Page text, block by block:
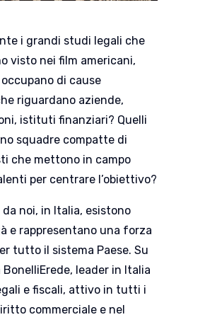
i grandi studi legali che
visto nei film americani,
di cause
riguardano aziende,
istituti finanziari? Quelli
squadre compatte di
che mettono in campo
per centrare l’obiettivo?
da noi, in Italia, esistono
e rappresentano una forza
tutto il sistema Paese. Su
leader in Italia
e fiscali, attivo in tutti i
commerciale e nel